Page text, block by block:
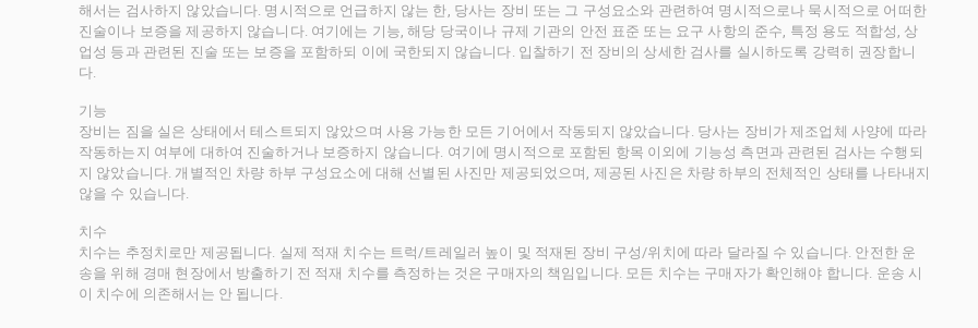
해서는 검사하지 않았습니다. 명시적으로 언급하지 않는 한, 당사는 장비 또는 그 구성요소와 관련하여 명시적으로나 묵시적으로 어떠한
진술이나 보증을 제공하지 않습니다. 여기에는 기능, 해당 당국이나 규제 기관의 안전 표준 또는 요구 사항의 준수, 특정 용도 적합성, 상
업성 등과 관련된 진술 또는 보증을 포함하되 이에 국한되지 않습니다. 입찰하기 전 장비의 상세한 검사를 실시하도록 강력히 권장합니
다.
기능
장비는 짐을 실은 상태에서 테스트되지 않았으며 사용 가능한 모든 기어에서 작동되지 않았습니다. 당사는 장비가 제조업체 사양에 따라
작동하는지 여부에 대하여 진술하거나 보증하지 않습니다. 여기에 명시적으로 포함된 항목 이외에 기능성 측면과 관련된 검사는 수행되
지 않았습니다. 개별적인 차량 하부 구성요소에 대해 선별된 사진만 제공되었으며, 제공된 사진은 차량 하부의 전체적인 상태를 나타내지
않을 수 있습니다.
치수
치수는 추정치로만 제공됩니다. 실제 적재 치수는 트럭/트레일러 높이 및 적재된 장비 구성/위치에 따라 달라질 수 있습니다. 안전한 운
송을 위해 경매 현장에서 방출하기 전 적재 치수를 측정하는 것은 구매자의 책임입니다. 모든 치수는 구매자가 확인해야 합니다. 운송 시
이 치수에 의존해서는 안 됩니다.